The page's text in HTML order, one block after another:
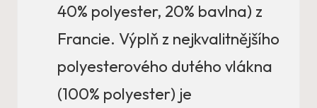
40% polyester, 20% bavlna) z
Francie. Výplň z nejkvalitnějšího
polyesterového dutého vlákna
(100% polyester) je